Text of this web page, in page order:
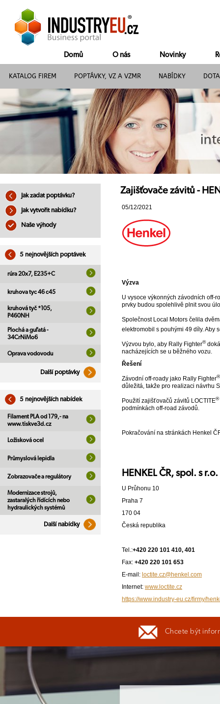
Domů O nás Novinky
KATALOG FIREM POPTÁVKY, VZ A VZMR NABÍDKY
Jak zadat poptávku?
Jak vytvořit nabídku?
Naše výhody
5 nejnovějších poptávek
rúra 20x7, E235+C
kruhova tyc 46 c45
kruhová tyč *105,
P460NH
Plochá a guľatá -
34CrNiMo6
Oprava vodovodu
Další poptávky
5 nejnovějších nabídek
Filament PLA od 179,- na
www.tiskve3d.cz
Ložisková ocel
Průmyslová lepidla
Zobrazovače a regulátory
Modernizace strojů,
zastaralých řídících nebo
hydraulických systémů
Další nabídky
Zajišťovače závitů -
05/12/2021
Výzva
U vysoce výkonných závodních off-
prvky budou spolehlivě plnit svou
Společnost Local Motors čelila
elektromobil s pouhými 49 díly. Aby
Výzvou bylo, aby Rally Fighter®
nacházejících se u běžného vozu.
Řešení
Závodní off-roady jako Rally Fighter®
důležitá, takže pro realizaci návrhu
Použití zajišťovačů závitů LOCTITE®
podmínkách off-road závodů.
Pokračování na stránkách Henkel
HENKEL ČR, spol. s
U Průhonu 10
Praha 7
170 04
Česká republika
Tel.:+420 220 101 410, 401
Fax: +420 220 101 653
E-mail: loctite.cz@henkel.com
Internet: www.loctite.cz
https://www.industry-eu.cz/firmy/
Chcete být